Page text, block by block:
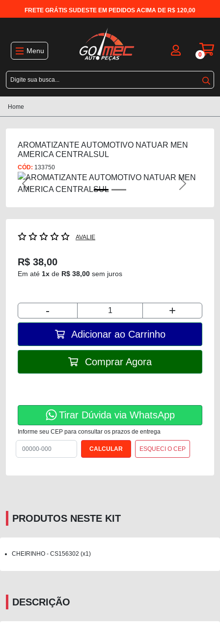
FRETE GRÁTIS SUDESTE EM PEDIDOS ACIMA DE R$ 120,00
Menu 0
Home
AROMATIZANTE AUTOMOTIVO NATUAR MEN
AMERICA CENTRALSUL
CÓD: 133750
Previous Next
AVALIE
R$ 38,00
Em até 1x de R$ 38,00 sem juros
- +
Adicionar ao Carrinho
Comprar Agora
Tirar Dúvida via WhatsApp
Informe seu CEP para consultar os prazos de entrega
ESQUECI O CEP
PRODUTOS NESTE KIT
CHEIRINHO - CS156302 (x1)
DESCRIÇÃO